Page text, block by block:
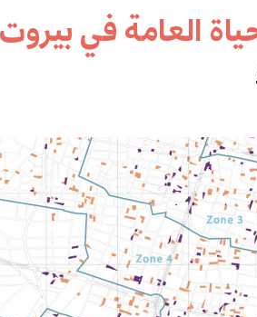
العامة في بيروت